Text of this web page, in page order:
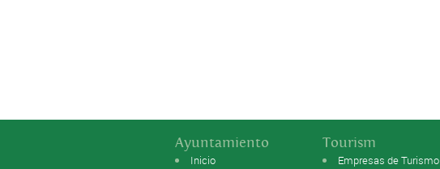
Ayuntamiento
Inicio
Tourism
Empresas de Turismo